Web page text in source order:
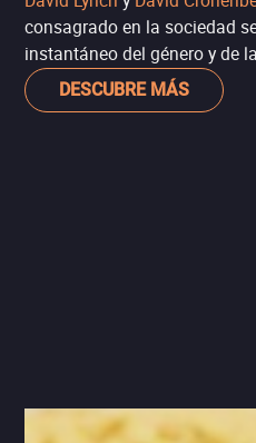
consagrado en la sociedad
instantáneo del género y de
DESCUBRE MÁS